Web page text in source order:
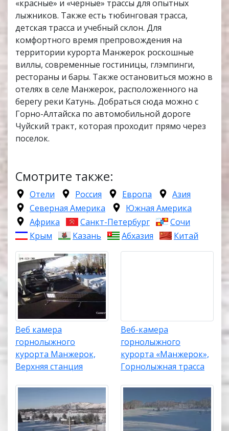
«красные» и «черные» трассы для опытных
лыжников. Также есть тюбинговая трасса,
детская трасса и учебный склон. Для
комфортного время препровождения на
территории курорта Манжерок роскошные
виллы, современные гостиницы, глэмпинги,
рестораны и бары. Также остановиться можно в
отелях в селе Манжерок, расположенного на
берегу реки Катунь. Добраться сюда можно с
Горно-Алтайска по автомобильной дороге
Чуйский тракт, которая проходит прямо через
поселок.
Смотрите также:
Отели Россия Европа
Азия
Северная Америка
Южная Америка
Африка
Санкт-Петербург
Сочи
Крым
Казань Абхазия Китай
Веб камера
горнолыжного
курорта Манжерок,
Верхняя станция
Веб-камера
горнолыжного
курорта «Манжерок»,
Горнолыжная трасса